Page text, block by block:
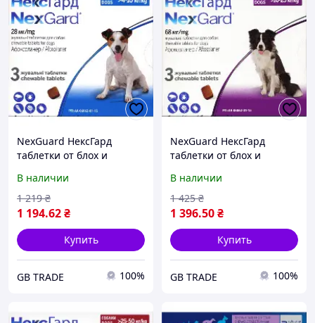
NexGuard НексГард
таблетки от блох и
кг) упаковка 3 таб
В наличии
1 194.62₴
1 219 ₴
Купить
GB TRADE 100%
NexGuard НексГард
таблетки от блох и
кг) упаковка 3 таб
В наличии
1 396.50₴
1 425 ₴
Купить
GB TRADE 100%